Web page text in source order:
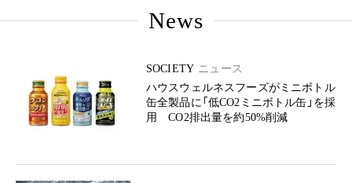
News
SOCIETY ニュース
ハウスウェルネスフーズがミニボトル
缶全製品に「低CO2ミニボトル缶」を採
用 CO2排出量を約50%削減